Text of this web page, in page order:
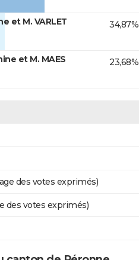
et M. VARLET
34,87%
et M. MAES
23,68%
des votes exprimés)
des votes exprimés)